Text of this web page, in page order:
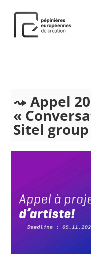
Appel
«
Sitel group